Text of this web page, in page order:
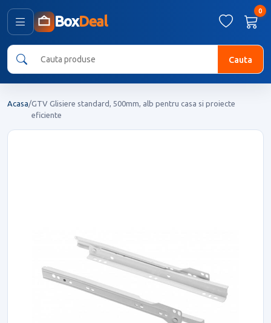
BoxDeal
0
Cauta
Acasa/GTV Glisiere standard, 500mm, alb pentru casa si proiecte
eficiente